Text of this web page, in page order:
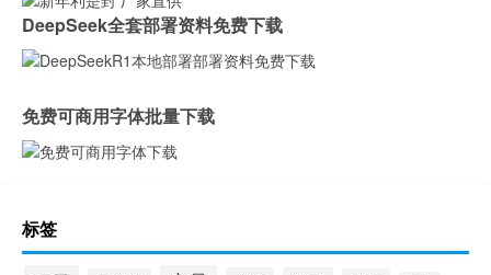
DeepSeek全套部署资料免费下载
免费可商用字体批量下载
标签